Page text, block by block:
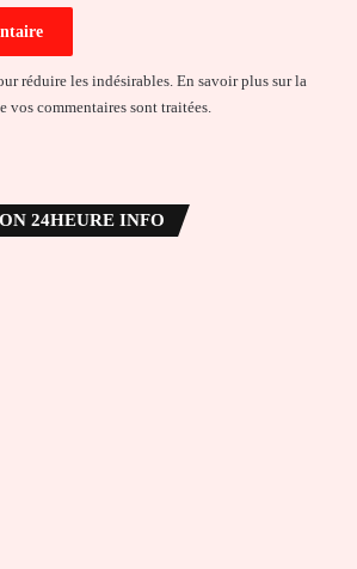
réduire les indésirables. En savoir plus sur la
vos commentaires sont traitées
24HEURE INFO